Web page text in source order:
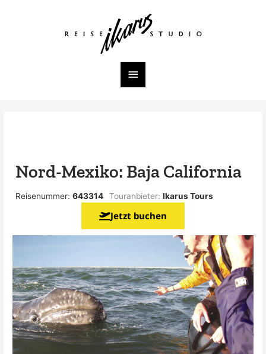
Hauptmenü
Nord-Mexiko: Baja California
Reisenummer:643314 Touranbieter:Ikarus Tours
Jetzt buchen